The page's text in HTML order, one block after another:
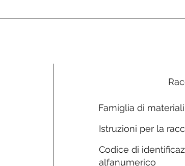
Famiglia di materiali
Istruzioni per la
Codice di
alfanumerico